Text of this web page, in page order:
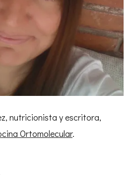
nutricionista y escritora,
Ortomolecular.